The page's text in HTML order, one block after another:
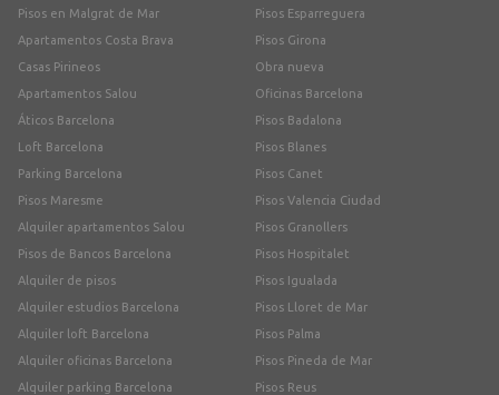
Pisos en Malgrat de Mar
Apartamentos Costa Brava
Casas Pirineos
Apartamentos Salou
Áticos Barcelona
Loft Barcelona
Parking Barcelona
Pisos Maresme
Alquiler apartamentos Salou
Pisos de Bancos Barcelona
Alquiler de pisos
Alquiler estudios Barcelona
Alquiler loft Barcelona
Alquiler oficinas Barcelona
Alquiler parking Barcelona
Pisos Esparreguera
Pisos Girona
Obra nueva
Oficinas Barcelona
Pisos Badalona
Pisos Blanes
Pisos Canet
Pisos Valencia Ciudad
Pisos Granollers
Pisos Hospitalet
Pisos Igualada
Pisos Lloret de Mar
Pisos Palma
Pisos Pineda de Mar
Pisos Reus